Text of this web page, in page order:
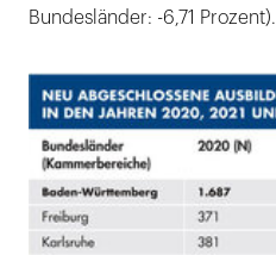
Bundesländer: -6,71 Prozent).